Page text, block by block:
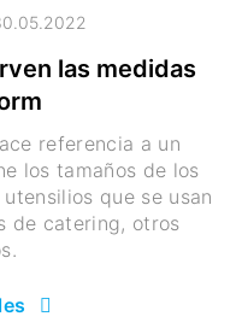
las medidas
referencia a un
los tamaños de los
que se usan
de catering, otros